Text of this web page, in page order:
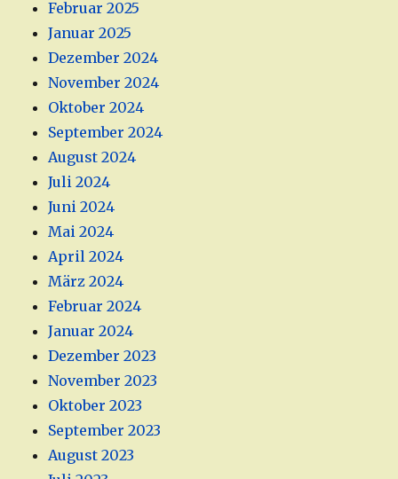
Februar 2025
Januar 2025
Dezember 2024
November 2024
Oktober 2024
September 2024
August 2024
Juli 2024
Juni 2024
Mai 2024
April 2024
März 2024
Februar 2024
Januar 2024
Dezember 2023
November 2023
Oktober 2023
September 2023
August 2023